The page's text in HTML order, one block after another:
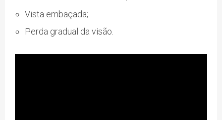
Vista embaçada;
Perda gradual da visão.